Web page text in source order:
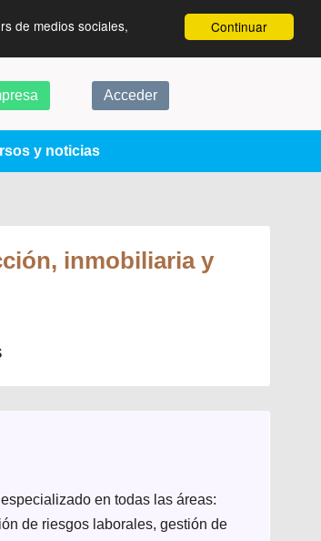
Continuar
de medios sociales,
Acceder
y noticias
inmobiliaria y
en todas las áreas:
de riesgos laborales, gestión de